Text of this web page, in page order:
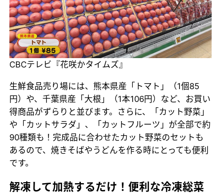
CBCテレビ『花咲かタイムズ』
生鮮食品売り場には、熊本県産「トマト」（1個85
円）や、千葉県産「大根」（1本106円）など、お買い
得商品がずらりと並びます。さらに、「カット野菜」
や「カットサラダ」、「カットフルーツ」が全部で約
90種類も！完成品に合わせたカット野菜のセットも
あるので、焼きそばやうどんを作る時にとっても便利
です。
解凍して加熱するだけ！便利な冷凍総菜